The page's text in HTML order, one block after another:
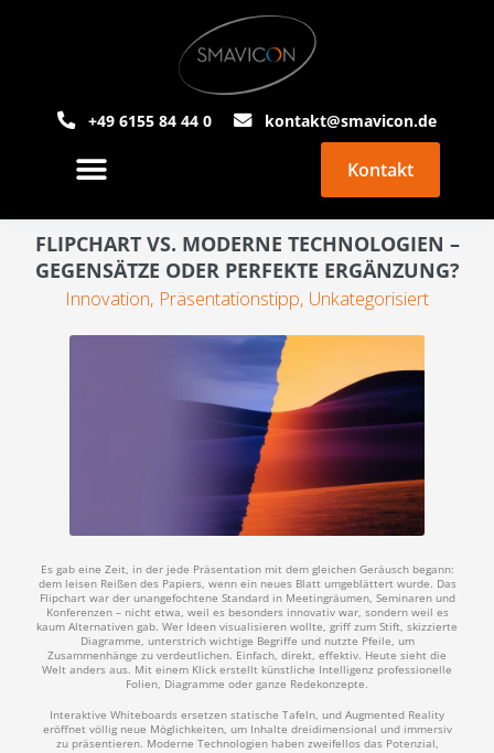
+49 6155 84 44 0 kontakt@smavicon.de
Kontakt
FLIPCHART VS. MODERNE TECHNOLOGIEN –
GEGENSÄTZE ODER PERFEKTE ERGÄNZUNG?
Innovation, Präsentationstipp, Unkategorisiert
Es gab eine Zeit, in der jede Präsentation mit dem gleichen Geräusch begann:
dem leisen Reißen des Papiers, wenn ein neues Blatt umgeblättert wurde. Das
Flipchart war der unangefochtene Standard in Meetingräumen, Seminaren und
Konferenzen – nicht etwa, weil es besonders innovativ war, sondern weil es
kaum Alternativen gab. Wer Ideen visualisieren wollte, griff zum Stift, skizzierte
Diagramme, unterstrich wichtige Begriffe und nutzte Pfeile, um
Zusammenhänge zu verdeutlichen. Einfach, direkt, effektiv. Heute sieht die
Welt anders aus. Mit einem Klick erstellt künstliche Intelligenz professionelle
Folien, Diagramme oder ganze Redekonzepte.
Interaktive Whiteboards ersetzen statische Tafeln, und Augmented Reality
eröffnet völlig neue Möglichkeiten, um Inhalte dreidimensional und immersiv
zu präsentieren. Moderne Technologien haben zweifellos das Potenzial,